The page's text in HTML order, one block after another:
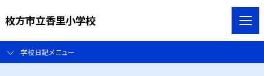
枚方市立香里小学校
学校日記メニュー